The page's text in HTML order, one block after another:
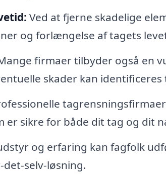
Ved at fjerne skadelige
og forlængelse af tagets
firmaer tilbyder også en
skader kan identificeres
er sikre for både dit tag og dit
og erfaring kan fagfolk
selv-løsning.